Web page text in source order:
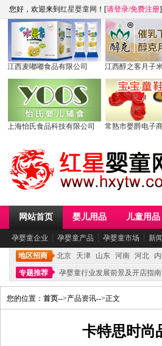
您好，欢迎来到 红星婴童网 ！[请登录/免费注册]
江西麦嘟嘟食品有限公司 江西醇之客月子
上海怡氏食品科技有限公司 常熟市婴爵电子
网站首页 婴儿用品 儿童用品
孕婴童企业 ┆ 孕婴童产品 ┆ 孕婴童市场 ┆ 新
地区招商 北京 天津 山东 河南 河北
专题推荐
孕婴童行业发展前景及开店指南
您的位置： 首页-->产品资讯-->正文
卡特思时尚